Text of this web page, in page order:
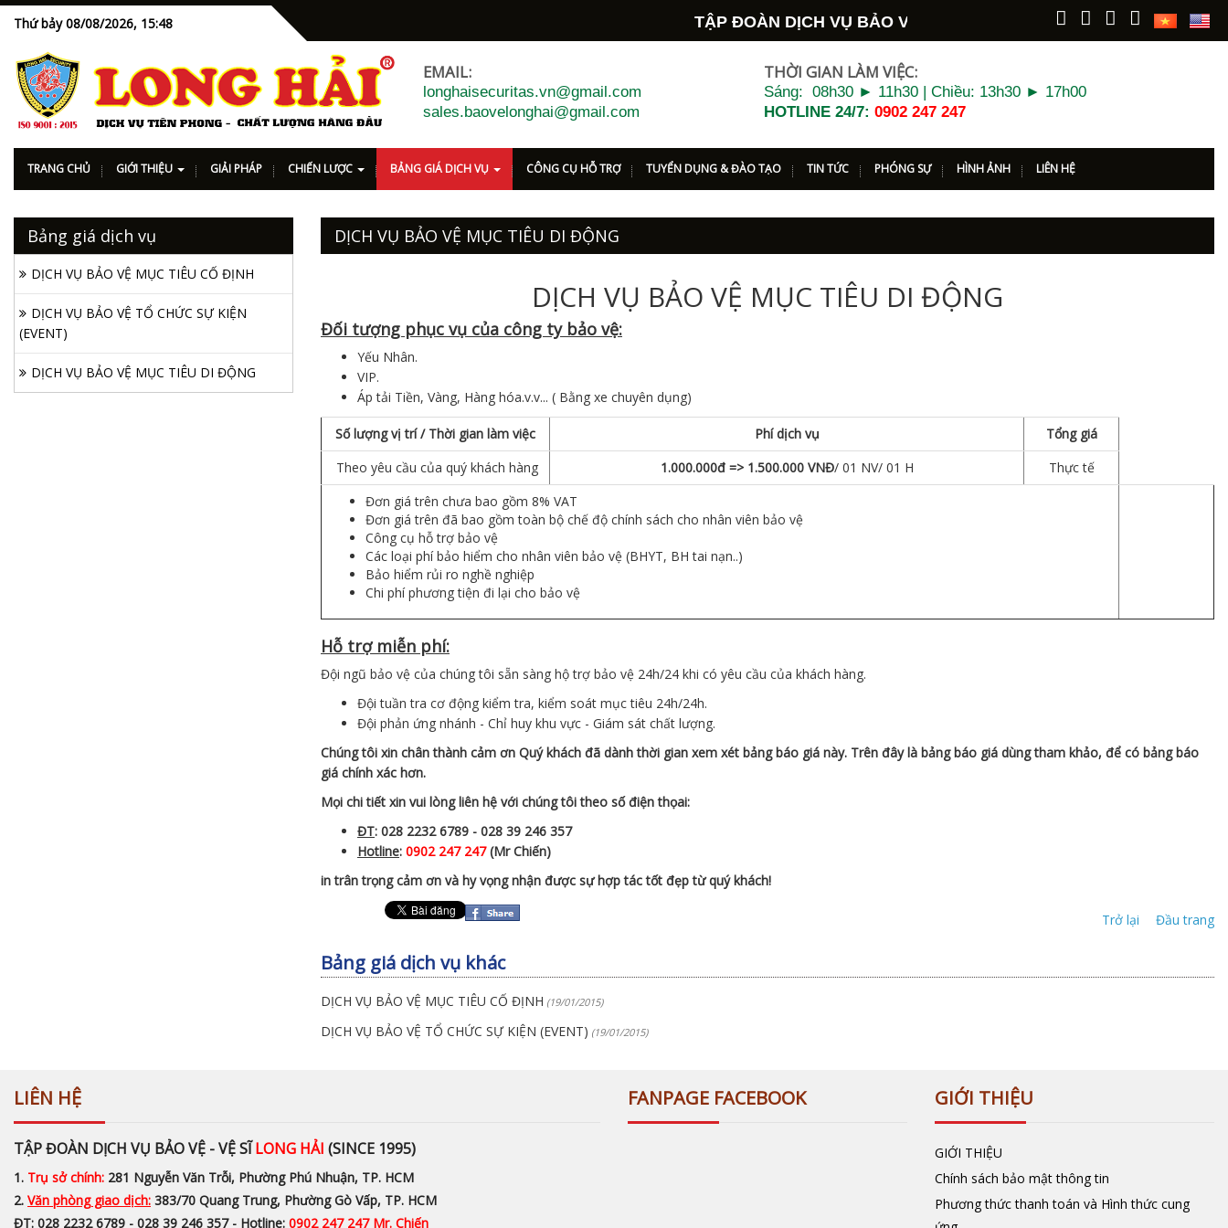
Thứ bảy 08/08/2026, 15:48 TẬP ĐOÀN DỊCH VỤ BẢO VỆ - VỆ SĨ KÍNH CHÀO QUÝ
EMAIL:
longhaisecuritas.vn@gmail.com
sales.baovelonghai@gmail.com
THỜI GIAN LÀM VIỆC:
Sáng: 08h30 ► 11h30 | Chiều: 13h30 ► 17h00
HOTLINE 24/7:0902 247 247
TRANG CHỦ GIỚI THIỆU GIẢI PHÁP CHIẾN LƯỢC BẢNG GIÁ DỊCH VỤ CÔNG CỤ HỖ TRỢ TUYỂN DỤNG & ĐÀO TẠO TIN TỨC PHÓNG SỰ HÌNH ẢNH LIÊN HỆ
DỊCH VỤ BẢO VỆ MỤC TIÊU DI ĐỘNG
DỊCH VỤ BẢO VỆ MỤC TIÊU DI ĐỘNG
Đối tượng phục vụ của công ty bảo vệ:
Yếu Nhân.
VIP.
Áp tải Tiền, Vàng, Hàng hóa.v.v... ( Bằng xe chuyên dụng)
Số lượng vị trí / Thời gian làm việc Phí dịch vụ
Tổng giá
Theo yêu cầu của quý khách hàng
1.000.000đ => 1.500.000 VNĐ/ 01 NV/ 01 H
Thực tế
Đơn giá trên chưa bao gồm 8% VAT
Đơn giá trên đã bao gồm toàn bộ chế độ chính sách cho nhân viên bảo vệ
Công cụ hỗ trợ bảo vệ
Các loại phí bảo hiểm cho nhân viên bảo vệ (BHYT, BH tai nạn..)
Bảo hiểm rủi ro nghề nghiệp
Chi phí phương tiện đi lại cho bảo vệ
Hỗ trợ miễn phí:
Đội ngũ bảo vệ của chúng tôi sẵn sàng hộ trợ bảo vệ 24h/24 khi có yêu cầu của khách hàng.
Đội tuần tra cơ động kiểm tra, kiểm soát mục tiêu 24h/24h.
Đội phản ứng nhánh - Chỉ huy khu vực - Giám sát chất lượng.
Chúng tôi xin chân thành cảm ơn Quý khách đã dành thời gian xem xét bảng báo giá này. Trên đây là bảng báo giá dùng tham khảo, để có bảng báo
giá chính xác hơn.
Mọi chi tiết xin vui lòng liên hệ với chúng tôi theo số điện thọai:
ĐT: 028 2232 6789 - 028 39 246 357
Hotline: 0902 247 247(Mr Chiến)
in trân trọng cảm ơn và hy vọng nhận được sự hợp tác tốt đẹp từ quý khách!
Trở lại Đầu trang
Bảng giá dịch vụ khác
DỊCH VỤ BẢO VỆ MỤC TIÊU CỐ ĐỊNH (19/01/2015)
DỊCH VỤ BẢO VỆ TỔ CHỨC SỰ KIỆN (EVENT) (19/01/2015)
Bảng giá dịch vụ
DỊCH VỤ BẢO VỆ MỤC TIÊU CỐ ĐỊNH
DỊCH VỤ BẢO VỆ TỔ CHỨC SỰ KIỆN
(EVENT)
DỊCH VỤ BẢO VỆ MỤC TIÊU DI ĐỘNG
LIÊN HỆ
TẬP ĐOÀN DỊCH VỤ BẢO VỆ - VỆ SĨLONG HẢI (SINCE 1995)
1. Trụ sở chính: 281 Nguyễn Văn Trỗi, Phường Phú Nhuận, TP. HCM
2. Văn phòng giao dịch: 383/70 Quang Trung, Phường Gò Vấp, TP. HCM
ĐT: 028 2232 6789 - 028 39 246 357 - Hotline: 0902 247 247 Mr. Chiến
FANPAGE FACEBOOK GIỚI THIỆU
GIỚI THIỆU
Chính sách bảo mật thông tin
Phương thức thanh toán và Hình thức cung